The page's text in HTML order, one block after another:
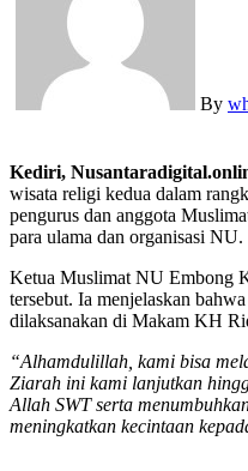
By
Kediri,
wisata religi kedua dalam
pengurus dan anggota
para ulama dan organisasi NU.
Ketua Muslimat NU Embong
tersebut. Ia menjelaskan
dilaksanakan di Makam KH
“Alhamdulillah, kami bisa
Ziarah ini kami lanjutkan
Allah SWT serta
meningkatkan kecintaan